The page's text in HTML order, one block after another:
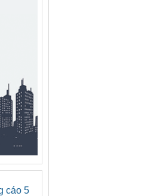
cáo 5